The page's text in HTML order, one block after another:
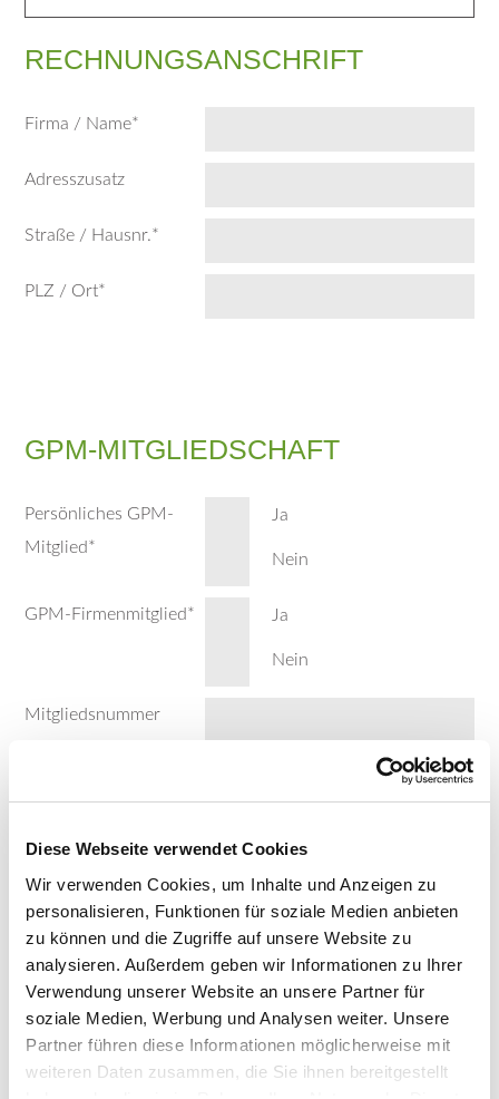
Diese Webseite verwendet Cookies
Wir verwenden Cookies, um Inhalte und Anzeigen zu
personalisieren, Funktionen für soziale Medien anbieten
zu können und die Zugriffe auf unsere Website zu
analysieren. Außerdem geben wir Informationen zu Ihrer
Verwendung unserer Website an unsere Partner für
soziale Medien, Werbung und Analysen weiter. Unsere
Partner führen diese Informationen möglicherweise mit
weiteren Daten zusammen, die Sie ihnen bereitgestellt
RECHNUNGSANSCHRIFT
Firma / Name*
Adresszusatz
Straße / Hausnr.*
PLZ / Ort*
GPM-MITGLIEDSCHAFT
Persönliches GPM-
Mitglied*
Ja
Nein
GPM-Firmenmitglied* Ja
Nein
Mitgliedsnummer
ZERTIFIKAT
Ich buche zusätzlich den optionalen Intensivtag zur
Vermittlung der D-Themen für 1.450,- Euro.
Buchung Intensivtag* Ja